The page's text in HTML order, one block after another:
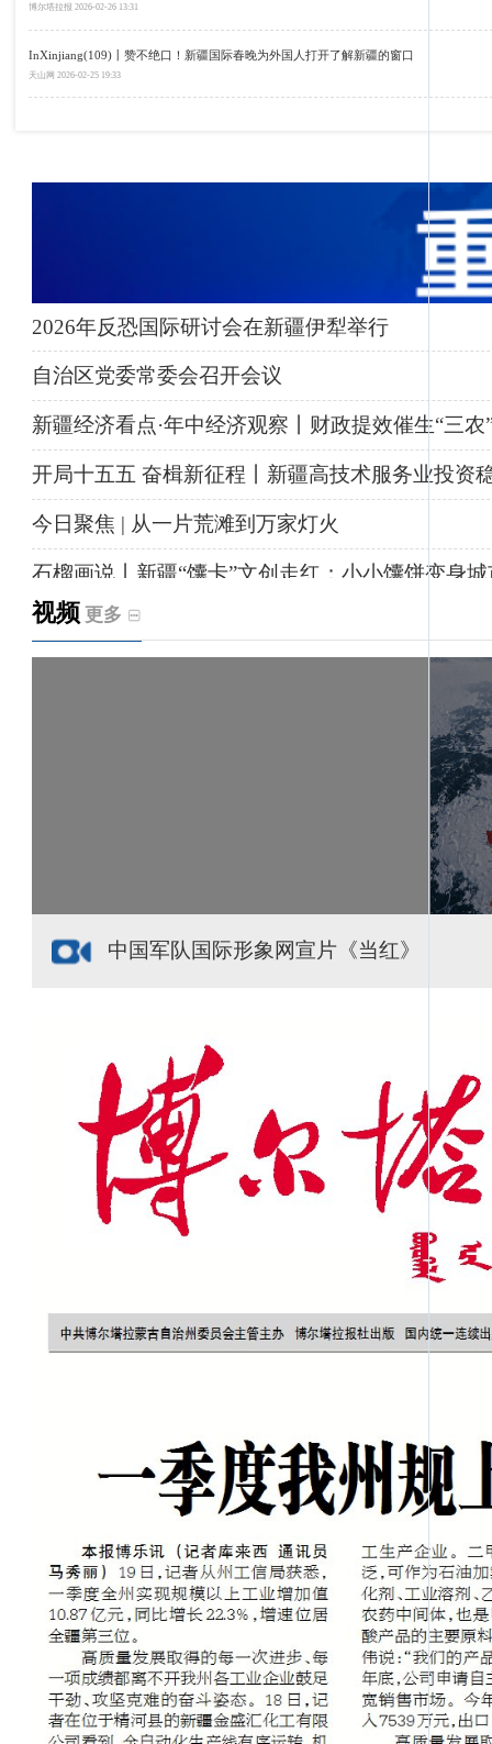
博尔塔拉报2026-02-26 13:31
InXinjiang(109)丨赞不绝口！新疆国际春晚为外国人打开了解新疆的窗口
天山网2026-02-25 19:33
2026年反恐国际研讨会在新疆伊犁举行
自治区党委常委会召开会议
新疆经济看点·年中经济观察丨财政提效催生“三农
开局十五五 奋楫新征程丨新疆高技术服务业投资
今日聚焦 | 从一片荒滩到万家灯火
石榴画说丨新疆“馕卡”文创走红：小小馕饼变身
天山观察丨暑期AI研学热，孩子们究竟学到什么
援疆心语｜千里赴疆 以影像微光护百姓安康
视频 更多
中国军队国际形象网宣片《当红》